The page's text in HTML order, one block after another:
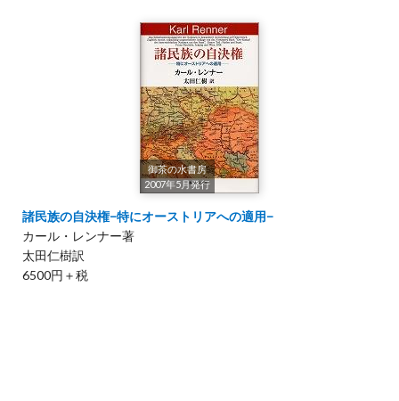
御茶の水書房
2007年5月発行
諸民族の自決権−特にオーストリアへの適用−
カール・レンナー著
太田仁樹訳
6500円＋税